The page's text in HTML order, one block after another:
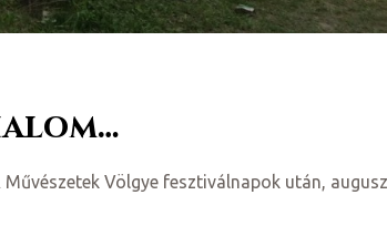
Völgye fesztiválnapok után,